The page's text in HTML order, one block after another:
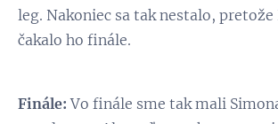
leg. Nakoniec sa tak nestalo,
čakalo ho finále.
Finále:Vo finále sme tak mali